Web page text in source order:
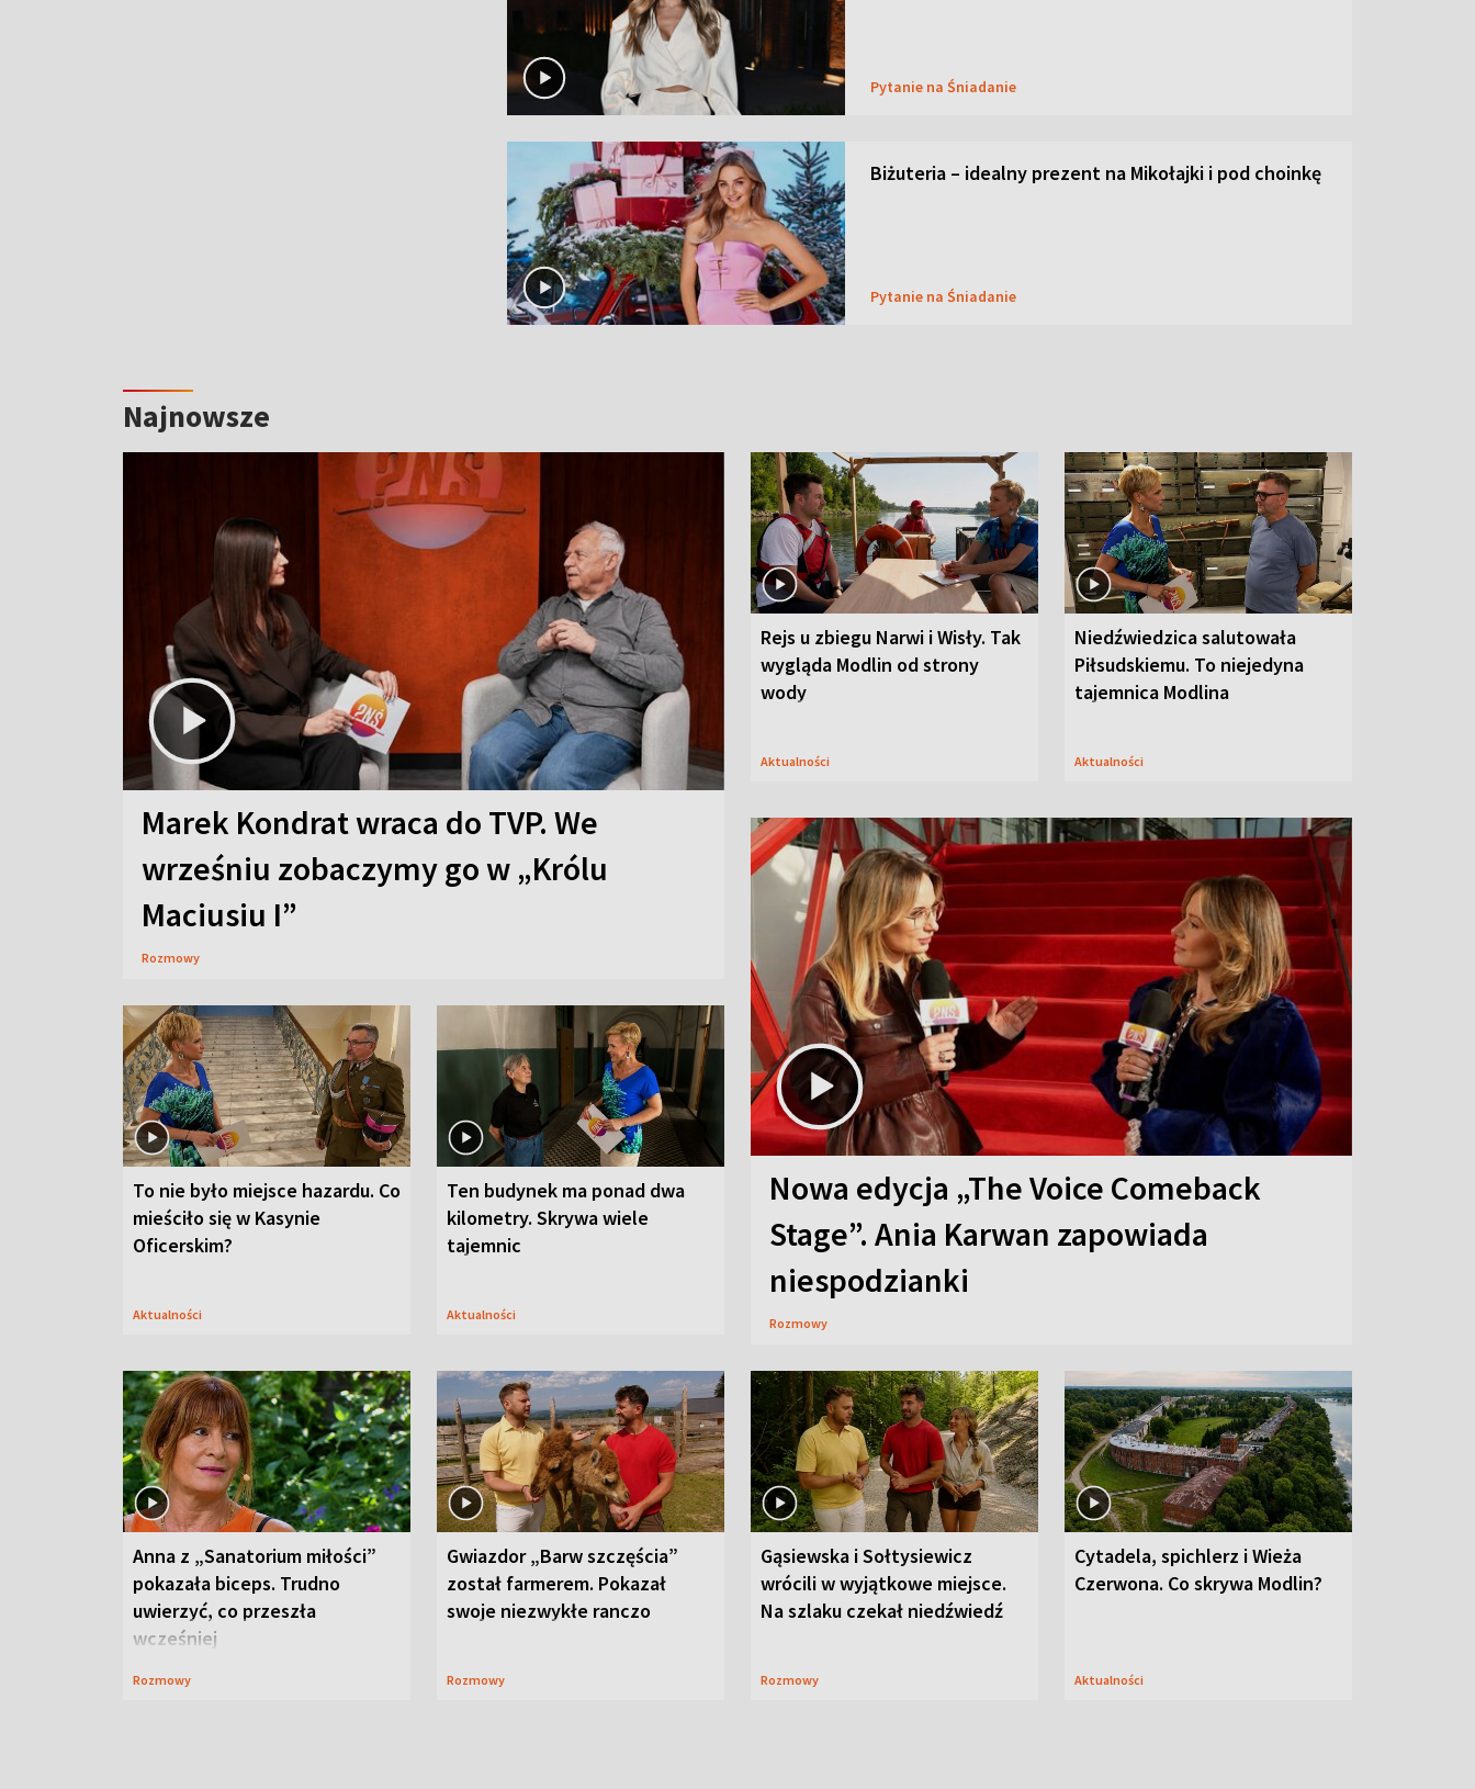
Pytanie na Śniadanie
Biżuteria – idealny prezent na Mikołajki i pod choinkę
Pytanie na Śniadanie
Najnowsze
Marek Kondrat wraca do TVP. We
wrześniu zobaczymy go w „Królu
Maciusiu I”
Rozmowy
Rejs u zbiegu Narwi i Wisły. Tak
wygląda Modlin od strony
wody
Aktualności
Niedźwiedzica salutowała
Piłsudskiemu. To niejedyna
tajemnica Modlina
Aktualności
To nie było miejsce hazardu. Co
mieściło się w Kasynie
Oficerskim?
Aktualności
Ten budynek ma ponad dwa
kilometry. Skrywa wiele
tajemnic
Aktualności
Nowa edycja „The Voice Comeback
Stage”. Ania Karwan zapowiada
niespodzianki
Rozmowy
Anna z „Sanatorium miłości”
pokazała biceps. Trudno
uwierzyć, co przeszła
wcześniej
Rozmowy
Gwiazdor „Barw szczęścia”
został farmerem. Pokazał
swoje niezwykłe ranczo
Rozmowy
Gąsiewska i Sołtysiewicz
wrócili w wyjątkowe miejsce.
Na szlaku czekał niedźwiedź
Rozmowy
Cytadela, spichlerz i Wieża
Czerwona. Co skrywa Modlin?
Aktualności